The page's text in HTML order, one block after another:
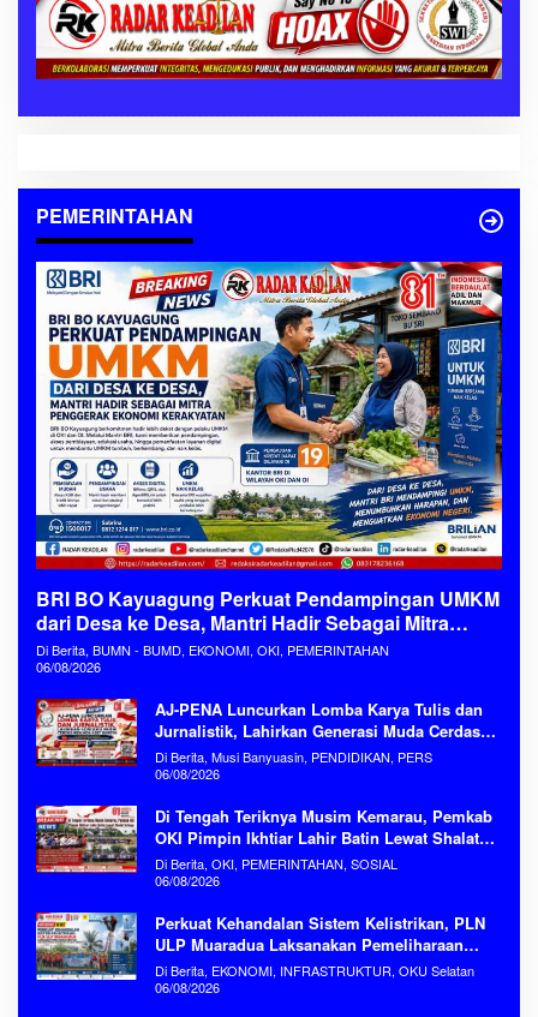
PEMERINTAHAN
BRI BO Kayuagung Perkuat Pendampingan UMKM
dari Desa ke Desa, Mantri Hadir Sebagai Mitra
Penggerak Ekonomi Kerakyatan
Di Berita, BUMN - BUMD, EKONOMI, OKI, PEMERINTAHAN
06/08/2026
AJ-PENA Luncurkan Lomba Karya Tulis dan
Jurnalistik, Lahirkan Generasi Muda Cerdas
Menjaga Aset Bangsa
Di Berita, Musi Banyuasin, PENDIDIKAN, PERS
06/08/2026
Di Tengah Teriknya Musim Kemarau, Pemkab
OKI Pimpin Ikhtiar Lahir Batin Lewat Shalat
Istisqa Memohon Turunnya Hujan
Di Berita, OKI, PEMERINTAHAN, SOSIAL
06/08/2026
Perkuat Kehandalan Sistem Kelistrikan, PLN
ULP Muaradua Laksanakan Pemeliharaan
ROW dan HAR Konstruksi Gabungan Secara
Terpadu
Di Berita, EKONOMI, INFRASTRUKTUR, OKU Selatan
06/08/2026